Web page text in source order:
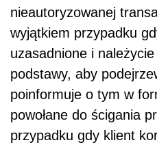
nieautoryzowanej
wyjątkiem przypadku
uzasadnione i
podstawy, aby
poinformuje o tym w
powołane do ścigania
przypadku gdy klient